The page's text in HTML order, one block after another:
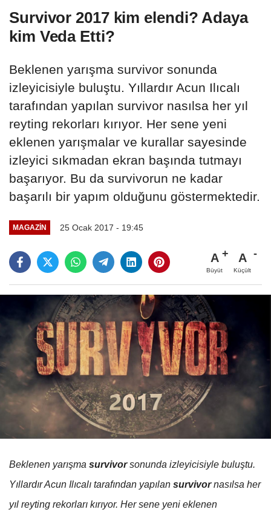
Survivor 2017 kim elendi? Adaya
kim Veda Etti?
Beklenen yarışma survivor sonunda
izleyicisiyle buluştu. Yıllardır Acun Ilıcalı
tarafından yapılan survivor nasılsa her yıl
reyting rekorları kırıyor. Her sene yeni
eklenen yarışmalar ve kurallar sayesinde
izleyici sıkmadan ekran başında tutmayı
başarıyor. Bu da survivorun ne kadar
başarılı bir yapım olduğunu göstermektedir.
MAGAZIN 25 Ocak 2017 - 19:45
A
Büyüt
A
Küçült
Beklenen yarışma survivorsonunda izleyicisiyle buluştu.
Yıllardır Acun Ilıcalı tarafından yapılan survivornasılsa her
yıl reyting rekorları kırıyor. Her sene yeni eklenen